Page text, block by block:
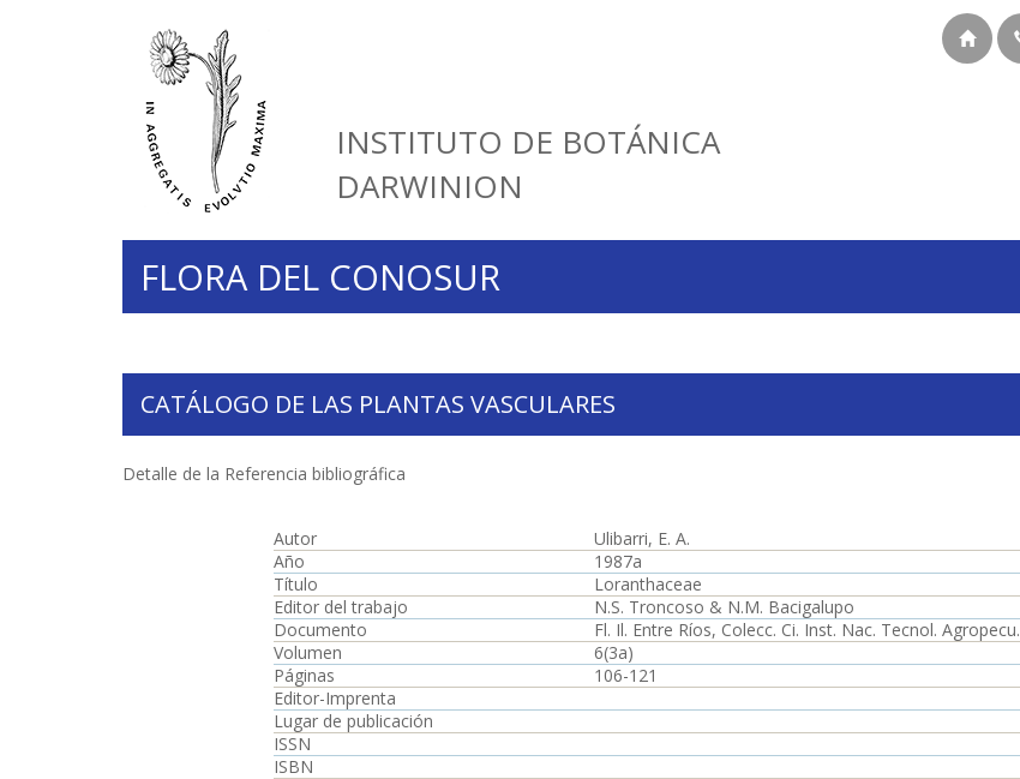
INSTITUTO DE BOTÁNICA
DARWINION
FLORA DEL CONOSUR
CATÁLOGO DE LAS PLANTAS VASCULARES
Detalle de la Referencia bibliográfica
Autor
Ulibarri, E. A.
Año
1987a
Título
Loranthaceae
Editor del trabajo
N.S. Troncoso & N.M. Bacigalupo
Documento
Fl. Il. Entre Ríos, Colecc. Ci. Inst. Nac. Tecnol. Agropecu.
Volumen
6(3a)
Páginas
106-121
Editor-Imprenta
Lugar de publicación
ISSN
ISBN